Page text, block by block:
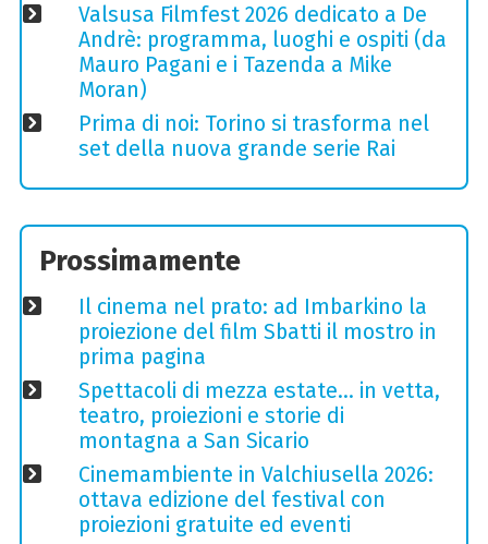
Valsusa Filmfest 2026 dedicato a De
Andrè: programma, luoghi e ospiti (da
Mauro Pagani e i Tazenda a Mike
Moran)
Prima di noi: Torino si trasforma nel
set della nuova grande serie Rai
Prossimamente
Il cinema nel prato: ad Imbarkino la
proiezione del film Sbatti il mostro in
prima pagina
Spettacoli di mezza estate… in vetta,
teatro, proiezioni e storie di
montagna a San Sicario
Cinemambiente in Valchiusella 2026:
ottava edizione del festival con
proiezioni gratuite ed eventi